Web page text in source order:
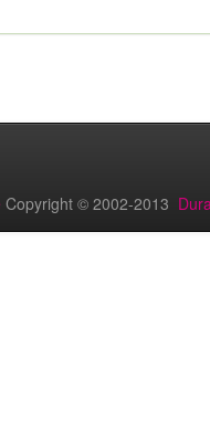
Copyright © 2002-2013